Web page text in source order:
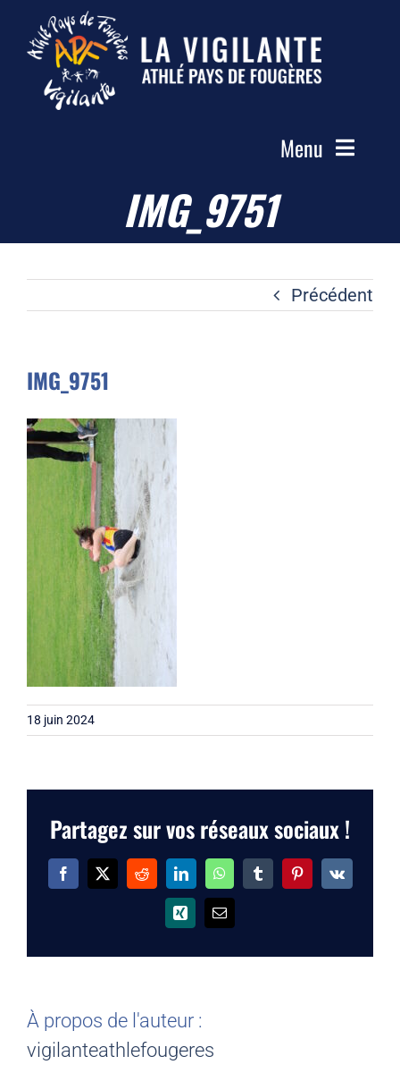
Passer
contenu
Menu
Photos
Contact
IMG_9751
Précédent
IMG_9751
18 juin 2024
Partagez sur vos réseaux sociaux !
Facebook
X RedditLinkedInWhatsAppTumblrPinterest
Vk
Xing Email
À propos de l'auteur :
vigilanteathlefougeres